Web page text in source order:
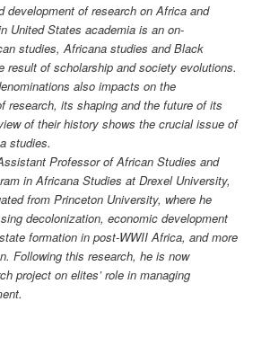
development of research on Africa and
United States academia is an on-
studies, Africana studies and Black
result of scholarship and society evolutions.
also impacts on the
research, its shaping and the future of its
of their history shows the crucial issue of
studies.
Professor of African Studies and
in Africana Studies at Drexel University,
from Princeton University, where he
decolonization, economic development
formation in post-WWII Africa, and more
Following this research, he is now
project on elites’ role in managing